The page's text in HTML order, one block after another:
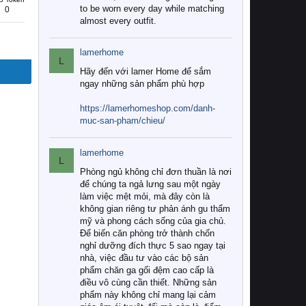
0
to be worn every day while matching
almost every outfit.
L
lamerhome
Hãy đến với lamer Home để sắm
ngay những sản phẩm phù hợp
https://lamerhomeshop.com/danh-
muc-san-pham/chieu/
L
lamerhome
Phòng ngủ không chỉ đơn thuần là nơi
để chúng ta ngả lưng sau một ngày
làm việc mệt mỏi, mà đây còn là
không gian riêng tư phản ánh gu thẩm
mỹ và phong cách sống của gia chủ.
Để biến căn phòng trở thành chốn
nghỉ dưỡng đích thực 5 sao ngay tại
nhà, việc đầu tư vào các bộ sản
phẩm chăn ga gối đệm cao cấp là
điều vô cùng cần thiết. Những sản
phẩm này không chỉ mang lại cảm